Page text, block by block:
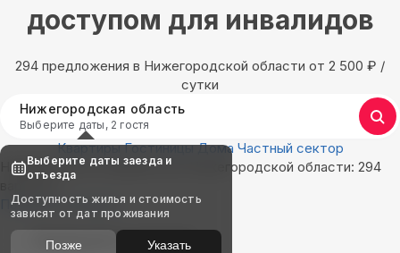
доступом для инвалидов
294 предложения в Нижегородской области oт 2 500 ₽ /
сутки
Нижегородская область
Выберите даты, 2 гостя
Квартиры Гостиницы Дома Частный сектор
Найдём, где остановиться в Нижегородской области: 294
Показать на карте
Выбирайте лучшее
Выберите даты заезда и
отъезда
Доступность жилья и стоимость
зависят от дат проживания
Позже Указать